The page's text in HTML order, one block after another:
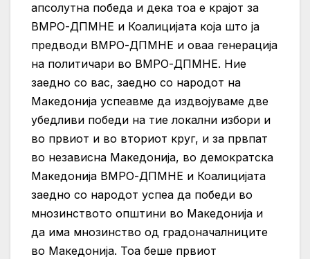
апсолутна победа и дека тоа е крајот за
ВМРО-ДПМНЕ и Коалицијата која што ја
предводи ВМРО-ДПМНЕ и оваа генерација
на политичари во ВМРО-ДПМНЕ. Ние
заедно со вас, заедно со народот на
Македонија успеавме да издвојуваме две
убедливи победи на тие локални избори и
во првиот и во вториот круг, и за првпат
во независна Македонија, во демократска
Македонија ВМРО-ДПМНЕ и Коалицијата
заедно со народот успеа да победи во
мнозинството општини во Македонија и
да има мнозинство од градоначалниците
во Македонија. Тоа беше првиот